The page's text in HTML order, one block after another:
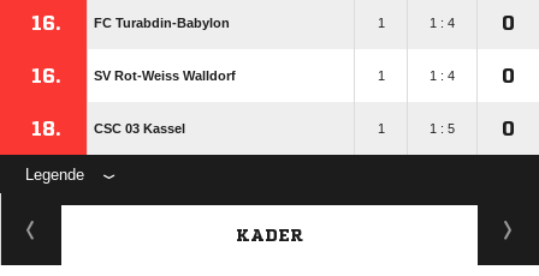
16. FC Turabdin-Babylon 1 1 : 4 0
16. SV Rot-Weiss Walldorf 1 1 : 4 0
18. CSC 03 Kassel 1 1 : 5 0
Legende
KADER